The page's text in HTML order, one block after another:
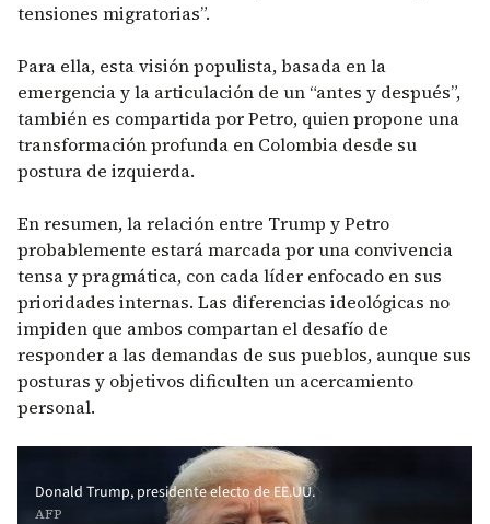
tensiones migratorias”.
Para ella, esta visión populista, basada en la
emergencia y la articulación de un “antes y después”,
también es compartida por Petro, quien propone una
transformación profunda en Colombia desde su
postura de izquierda.
En resumen, la relación entre Trump y Petro
probablemente estará marcada por una convivencia
tensa y pragmática, con cada líder enfocado en sus
prioridades internas. Las diferencias ideológicas no
impiden que ambos compartan el desafío de
responder a las demandas de sus pueblos, aunque sus
posturas y objetivos dificulten un acercamiento
personal.
Donald Trump, presidente electo de EE.UU.
AFP